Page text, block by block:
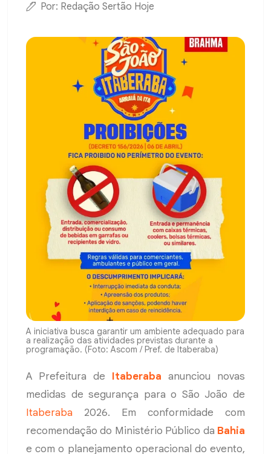
Por: Redação Sertão Hoje
A iniciativa busca garantir um ambiente adequado para
a realização das atividades previstas durante a
programação. (Foto: Ascom / Pref. de Itaberaba)
A Prefeitura de Itaberaba anunciou novas
medidas de segurança para o São João de
Itaberaba 2026. Em conformidade com
recomendação do Ministério Público da Bahia
e com o planejamento operacional do evento,